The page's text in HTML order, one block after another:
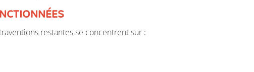
restantes se concentrent sur :